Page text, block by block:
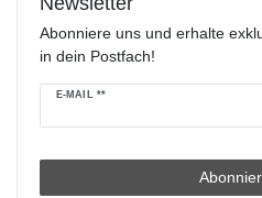
Abonniere uns und erhalte
in dein Postfach!
E-MAIL **
Newsletter